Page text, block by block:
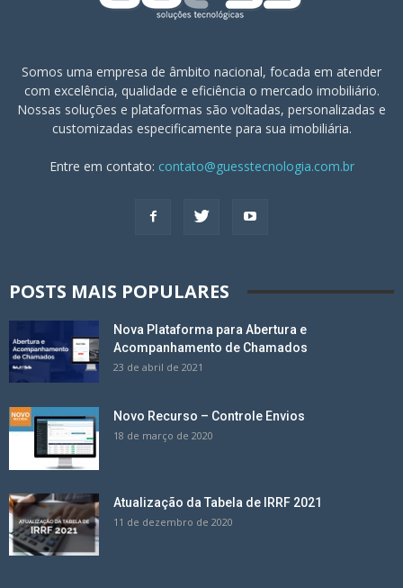
Somos uma empresa de âmbito nacional, focada em atender
com excelência, qualidade e eficiência o mercado imobiliário.
Nossas soluções e plataformas são voltadas, personalizadas e
customizadas especificamente para sua imobiliária.
Entre em contato: contato@guesstecnologia.com.br
POSTS MAIS POPULARES
Nova Plataforma para Abertura e
Acompanhamento de Chamados
23 de abril de 2021
Novo Recurso – Controle Envios
18 de março de 2020
Atualização da Tabela de IRRF 2021
11 de dezembro de 2020